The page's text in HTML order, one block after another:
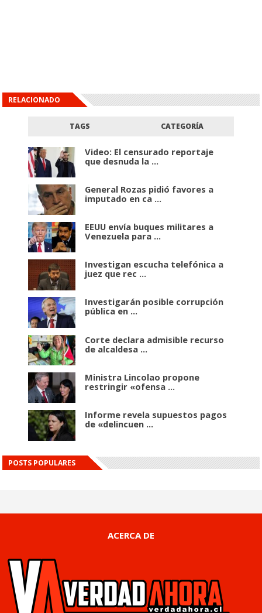
RELACIONADO
TAGS CATEGORÍA
Video: El censurado reportaje
que desnuda la ...
General Rozas pidió favores a
imputado en ca ...
EEUU envía buques militares a
Venezuela para ...
Investigan escucha telefónica a
juez que rec ...
Investigarán posible corrupción
pública en ...
Corte declara admisible recurso
de alcaldesa ...
Ministra Lincolao propone
restringir «ofensa ...
Informe revela supuestos pagos
de «delincuen ...
POSTS POPULARES
ACERCA DE